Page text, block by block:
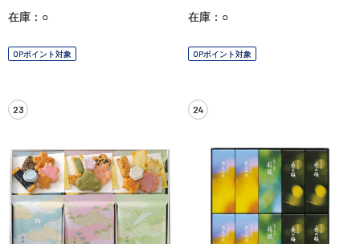
在庫：○
OPポイント対象
在庫：○
OPポイント対象
23 24